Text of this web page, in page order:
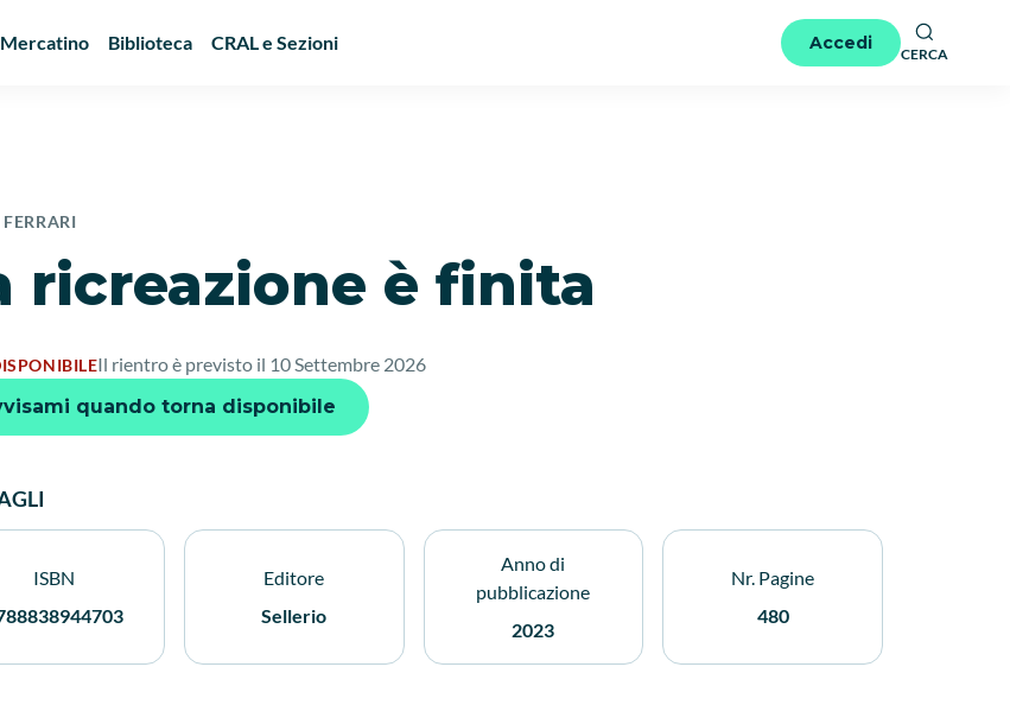
Mercatino Biblioteca CRAL e Sezioni Accedi
CERCA
ricreazione è finita
Il rientro è previsto il 10 Settembre 2026
quando torna disponibile
ISBN
Editore
Sellerio
Anno di
pubblicazione
2023
Nr. Pagine
480